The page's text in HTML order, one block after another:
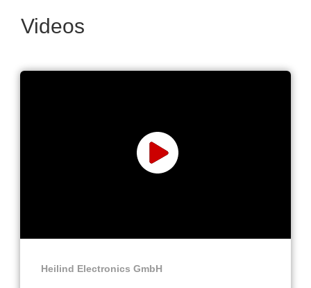
Videos
Heilind Electronics GmbH